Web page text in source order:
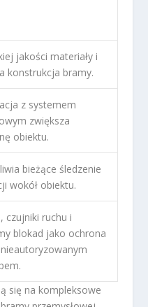
jakości materiały i
konstrukcja bramy.
z systemem
zwiększa
obiektu.
bieżące śledzenie
wokół obiektu.
czujniki ruchu i
blokad jako ochrona
się na kompleksowe